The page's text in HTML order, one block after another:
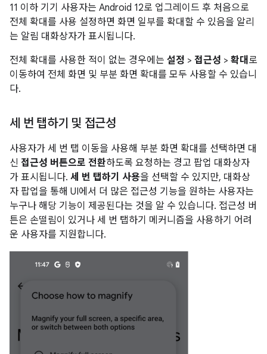
11 이하 기기 사용자는 Android 12로 업그레이드 후 처음으로
전체 확대를 사용 설정하면 화면 일부를 확대할 수 있음을 알리
는 알림 대화상자가 표시됩니다.
전체 확대를 사용한 적이 없는 경우에는 설정 > 접근성 > 확대 로
이동하여 전체 화면 및 부분 화면 확대를 모두 사용할 수 있습니
다.
세 번 탭하기 및 접근성
사용자가 세 번 탭 이동을 사용해 부분 화면 확대를 선택하면 대
신 접근성 버튼으로 전환하도록 요청하는 경고 팝업 대화상자
가 표시됩니다. 세 번 탭하기 사용을 선택할 수 있지만, 대화상
자 팝업을 통해 UI에서 더 많은 접근성 기능을 원하는 사용자는
누구나 해당 기능이 제공된다는 것을 알 수 있습니다. 접근성 버
튼은 손떨림이 있거나 세 번 탭하기 메커니즘을 사용하기 어려
운 사용자를 지원합니다.